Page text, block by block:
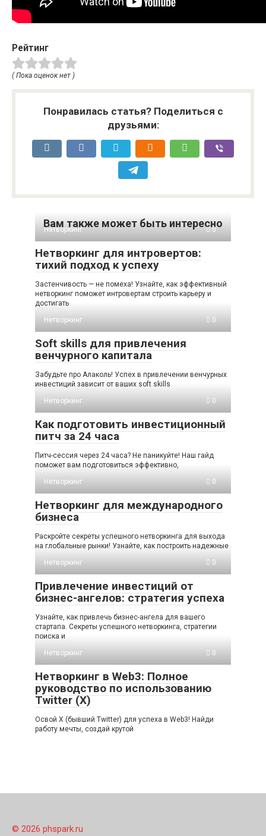
Рейтинг
( Пока оценок нет )
Понравилась статья? Поделиться с
друзьями:
Вам также может быть интересно
Нетворкинг 0
Нетворкинг для интровертов:
тихий подход к успеху
Застенчивость — не помеха! Узнайте, как эффективный
нетворкинг поможет интровертам строить карьеру и
достигать
Нетворкинг
0
Soft skills для привлечения
венчурного капитала
Забудьте про Алаколь! Успех в привлечении венчурных
инвестиций зависит от ваших soft skills
Нетворкинг
0
Как подготовить инвестиционный
питч за 24 часа
Питч-сессия через 24 часа? Не паникуйте! Наш гайд
поможет вам подготовиться эффективно,
Нетворкинг
0
Нетворкинг для международного
бизнеса
Раскройте секреты успешного нетворкинга для выхода
на глобальные рынки! Узнайте, как построить надежные
Нетворкинг
0
Привлечение инвестиций от
бизнес-ангелов: стратегия успеха
Узнайте, как привлечь бизнес-ангела для вашего
стартапа. Секреты успешного нетворкинга, стратегии
поиска и
Нетворкинг
0
Нетворкинг в Web3: Полное
руководство по использованию
Twitter (X)
Освой X (бывший Twitter) для успеха в Web3! Найди
работу мечты, создай крутой
© 2026 phspark.ru